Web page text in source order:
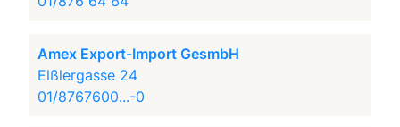
Amex Export-Import GesmbH
Elßlergasse 24
01/8767600...-0